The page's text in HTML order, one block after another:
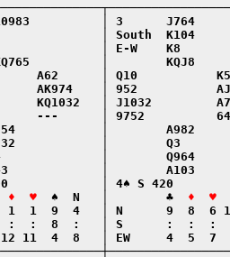
│ 3      J764
│ South  K104
│ E-W    K8
│        KQJ8
A62      │ Q10
AK974    │ 952
KQ1032   │ J1032
---      │ 9752
│        A982
│        Q3
│        Q964
│        A103
│ 4♠ S 420
♦  ♥
  ♠  N   │        ♣
♦  ♥
1  9  4   │ N      9  8  6
:  8  :   │ S      :  :  :
11  4  8   │ EW     4  5  7